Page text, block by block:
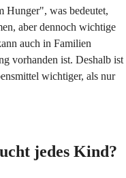
Hunger", was bedeutet,
aber dennoch wichtige
auch in Familien
vorhanden ist. Deshalb ist
wichtiger, als nur
jedes Kind?